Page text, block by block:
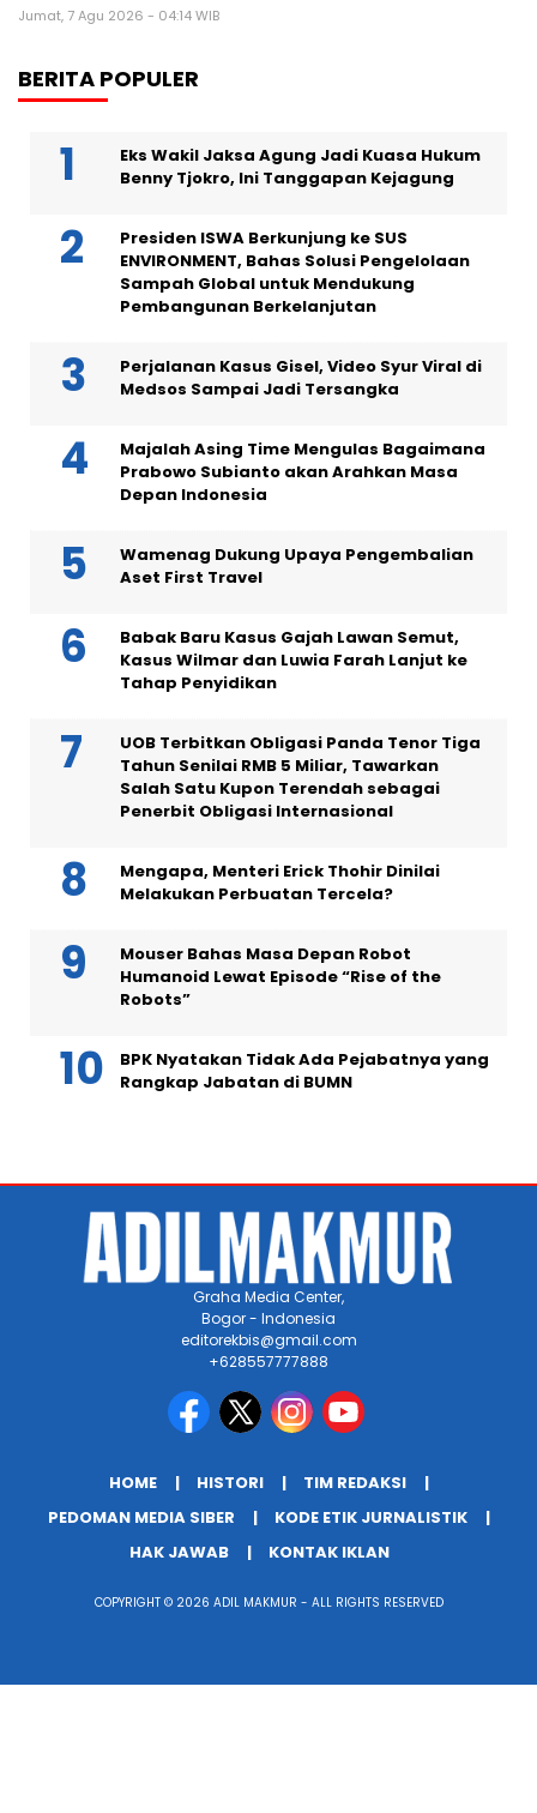
Jumat, 7 Agu 2026 - 04:14 WIB
BERITA POPULER
Eks Wakil Jaksa Agung Jadi Kuasa Hukum
Benny Tjokro, Ini Tanggapan Kejagung
Presiden ISWA Berkunjung ke SUS
ENVIRONMENT, Bahas Solusi Pengelolaan
Sampah Global untuk Mendukung
Pembangunan Berkelanjutan
Perjalanan Kasus Gisel, Video Syur Viral di
Medsos Sampai Jadi Tersangka
Majalah Asing Time Mengulas Bagaimana
Prabowo Subianto akan Arahkan Masa
Depan Indonesia
Wamenag Dukung Upaya Pengembalian
Aset First Travel
Babak Baru Kasus Gajah Lawan Semut,
Kasus Wilmar dan Luwia Farah Lanjut ke
Tahap Penyidikan
UOB Terbitkan Obligasi Panda Tenor Tiga
Tahun Senilai RMB 5 Miliar, Tawarkan
Salah Satu Kupon Terendah sebagai
Penerbit Obligasi Internasional
Mengapa, Menteri Erick Thohir Dinilai
Melakukan Perbuatan Tercela?
Mouser Bahas Masa Depan Robot
Humanoid Lewat Episode “Rise of the
Robots”
BPK Nyatakan Tidak Ada Pejabatnya yang
Rangkap Jabatan di BUMN
Graha Media Center,
Bogor - Indonesia
editorekbis@gmail.com
+628557777888
HOME HISTORI
TIM REDAKSI
PEDOMAN MEDIA SIBER
KODE ETIK JURNALISTIK
HAK JAWAB
KONTAK IKLAN
COPYRIGHT © 2026 ADIL MAKMUR - ALL RIGHTS RESERVED